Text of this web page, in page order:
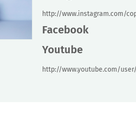
http://www.instagram.com/
Facebook
Youtube
http://www.youtube.com/